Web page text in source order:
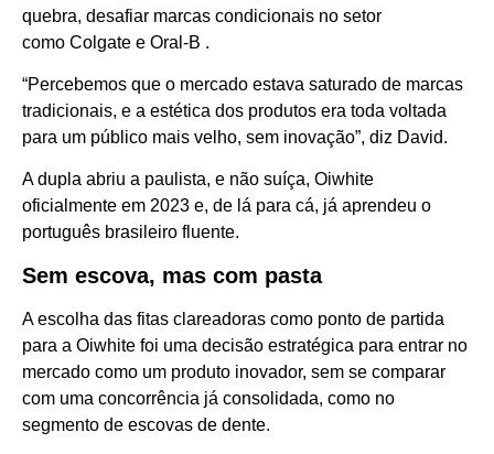
quebra, desafiar marcas condicionais no setor
como Colgate e Oral-B .
“Percebemos que o mercado estava saturado de marcas
tradicionais, e a estética dos produtos era toda voltada
para um público mais velho, sem inovação”, diz David.
A dupla abriu a paulista, e não suíça, Oiwhite
oficialmente em 2023 e, de lá para cá, já aprendeu o
português brasileiro fluente.
Sem escova, mas com pasta
A escolha das fitas clareadoras como ponto de partida
para a Oiwhite foi uma decisão estratégica para entrar no
mercado como um produto inovador, sem se comparar
com uma concorrência já consolidada, como no
segmento de escovas de dente.